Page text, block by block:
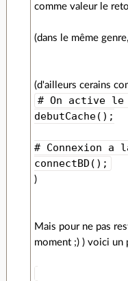
comme valeur le
(dans le même
(d'ailleurs cerains
# On active le
debutCache();
# Connexion a
connectBD();
)
Mais pour ne pas
moment ;) ) voici un